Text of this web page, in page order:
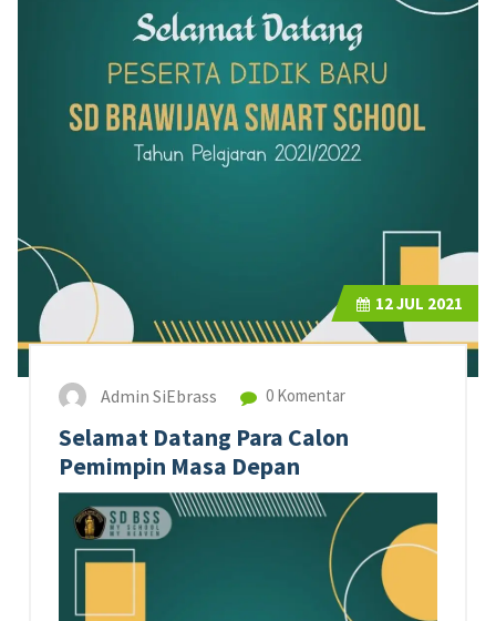
12JUL 2021
Admin SiEbrass 0 Komentar
Selamat Datang Para Calon
Pemimpin Masa Depan